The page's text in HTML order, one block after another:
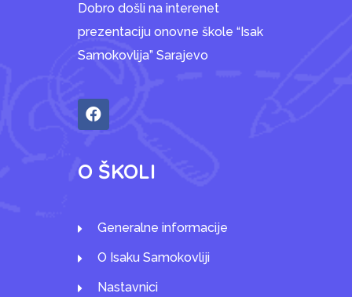
Dobro došli na interenet
prezentaciju onovne škole “Isak
Samokovlija” Sarajevo
O ŠKOLI
Generalne informacije
O Isaku Samokovliji
Nastavnici